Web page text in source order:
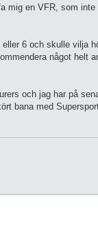
mig en VFR, som
6 och skulle vilja
något helt
och jag har på
bana med